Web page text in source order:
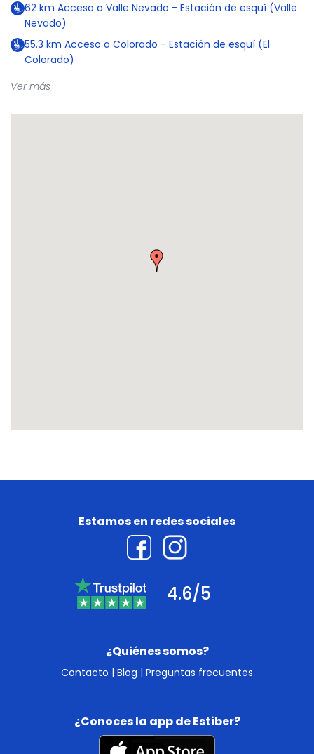
62 km Acceso a Valle Nevado - Estación de esquí (Valle
Nevado)
55.3 km Acceso a Colorado - Estación de esquí (El
Colorado)
Ver más
¿Quiénes somos?
Contacto | Blog | Preguntas frecuentes
Estamos en redes sociales
4.6/5
¿Conoces la app de Estiber?